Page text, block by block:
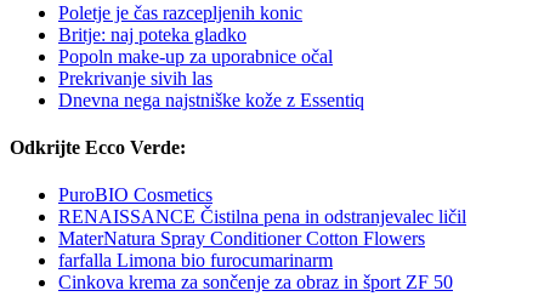
Poletje je čas razcepljenih konic
Britje: naj poteka gladko
Popoln make-up za uporabnice očal
Prekrivanje sivih las
Dnevna nega najstniške kože z Essentiq
Odkrijte Ecco Verde:
PuroBIO Cosmetics
RENAISSANCE Čistilna pena in odstranjevalec ličil
MaterNatura Spray Conditioner Cotton Flowers
farfalla Limona bio furocumarinarm
Cinkova krema za sončenje za obraz in šport ZF 50